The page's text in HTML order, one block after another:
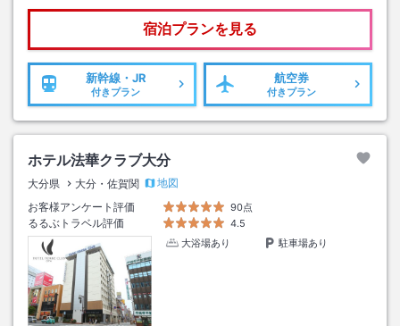
宿泊プランを見る
新幹線・JR
付きプラン
航空券
付きプラン
ホテル法華クラブ大分
大分県 大分・佐賀関
地図
お客様アンケート評価
90点
るるぶトラベル評価
4.5
大浴場あり
駐車場あり